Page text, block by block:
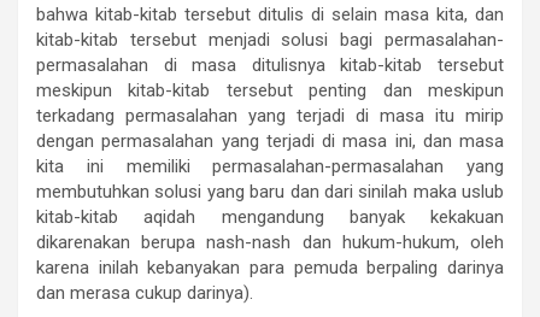
bahwa kitab-kitab tersebut ditulis di selain masa kita, dan
kitab-kitab tersebut menjadi solusi bagi permasalahan-
permasalahan di masa ditulisnya kitab-kitab tersebut
meskipun kitab-kitab tersebut penting dan meskipun
terkadang permasalahan yang terjadi di masa itu mirip
dengan permasalahan yang terjadi di masa ini, dan masa
kita ini memiliki permasalahan-permasalahan yang
membutuhkan solusi yang baru dan dari sinilah maka uslub
kitab-kitab aqidah mengandung banyak kekakuan
dikarenakan berupa nash-nash dan hukum-hukum, oleh
karena inilah kebanyakan para pemuda berpaling darinya
dan merasa cukup darinya).